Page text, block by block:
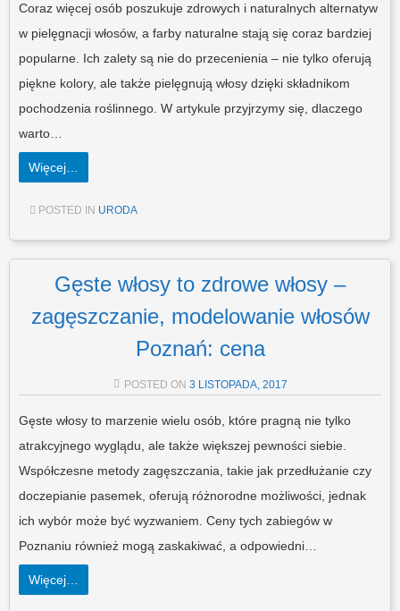
Coraz więcej osób poszukuje zdrowych i naturalnych alternatyw
w pielęgnacji włosów, a farby naturalne stają się coraz bardziej
popularne. Ich zalety są nie do przecenienia – nie tylko oferują
piękne kolory, ale także pielęgnują włosy dzięki składnikom
pochodzenia roślinnego. W artykule przyjrzymy się, dlaczego
warto…
Więcej…
POSTED IN URODA
Gęste włosy to zdrowe włosy –
zagęszczanie, modelowanie włosów
Poznań: cena
POSTED ON 3 LISTOPADA, 2017
Gęste włosy to marzenie wielu osób, które pragną nie tylko
atrakcyjnego wyglądu, ale także większej pewności siebie.
Współczesne metody zagęszczania, takie jak przedłużanie czy
doczepianie pasemek, oferują różnorodne możliwości, jednak
ich wybór może być wyzwaniem. Ceny tych zabiegów w
Poznaniu również mogą zaskakiwać, a odpowiedni…
Więcej…